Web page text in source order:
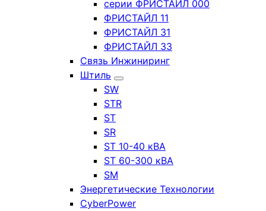
серии ФРИСТАЙЛ 000
ФРИСТАЙЛ 11
ФРИСТАЙЛ 31
ФРИСТАЙЛ 33
Связь Инжиниринг
Штиль
SW
STR
ST
SR
ST 10-40 кВА
ST 60-300 кВА
SM
Энергетические Технологии
CyberPower